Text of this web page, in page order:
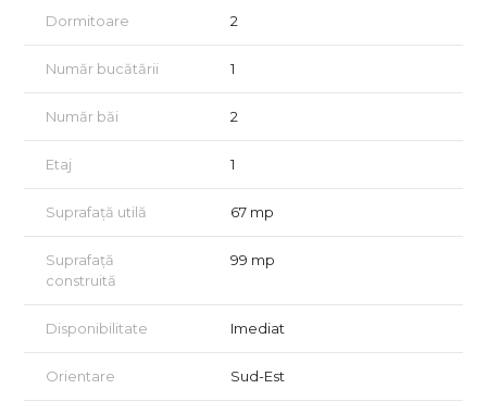
fie ca locuință, fie ca spațiu de birouri.
🔹 Consultanță GRATUITĂ pentru achiziția prin credit ipotecar!
🔹 Clasa energetică nu este disponibilă în prezent. Certificatul
energetic va fi furnizat la vânzare.
📞 Contactați-ne pentru detalii și programarea unei vizionări
Dormitoare 2
Număr bucătării 1
Număr băi 2
Etaj 1
Suprafață utilă 67 mp
Suprafață
construită
99 mp
Disponibilitate Imediat
Orientare Sud-Est